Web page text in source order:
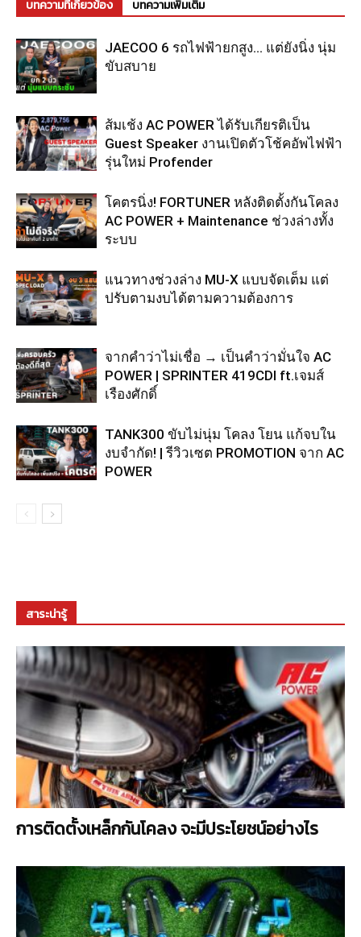
บทความที่เกี่ยวข้อง บทความเพิ่มเติม
JAECOO 6 รถไฟฟ้ายกสูง… แต่ยังนิ่ง นุ่ม
ขับสบาย
ส้มเช้ง AC POWER ได้รับเกียรติเป็น
Guest Speaker งานเปิดตัวโช้คอัพไฟฟ้า
รุ่นใหม่ Profender
โคตรนิ่ง! FORTUNER หลังติดตั้งกันโคลง
AC POWER + Maintenance ช่วงล่างทั้ง
ระบบ
แนวทางช่วงล่าง MU-X แบบจัดเต็ม แต่
ปรับตามงบได้ตามความต้องการ
จากคำว่าไม่เชื่อ → เป็นคำว่ามั่นใจ AC
POWER | SPRINTER 419CDI ft.เจมส์
เรืองศักดิ์
TANK300 ขับไม่นุ่ม โคลง โยน แก้จบใน
งบจำกัด! | รีวิวเซต PROMOTION จาก AC
POWER
สาระน่ารู้
การติดตั้งเหล็กกันโคลง จะมีประโยชน์อย่างไร